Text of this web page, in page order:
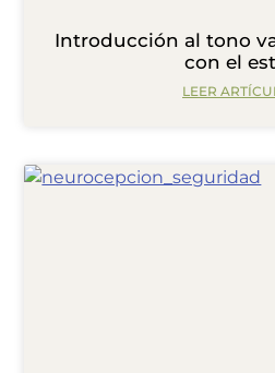
Introducción al tono
con el
LEER